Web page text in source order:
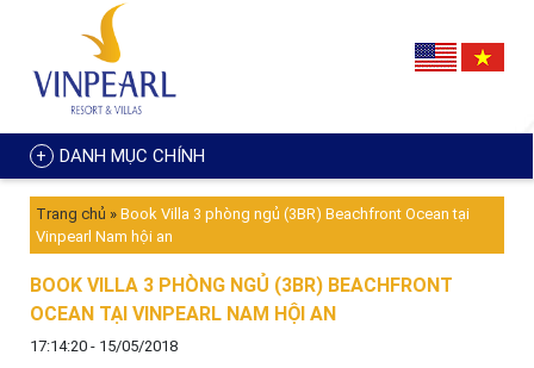
DANH MỤC CHÍNH
Trang chủ » Book Villa 3 phòng ngủ (3BR) Beachfront Ocean tại
Vinpearl Nam hội an
BOOK VILLA 3 PHÒNG NGỦ (3BR) BEACHFRONT
OCEAN TẠI VINPEARL NAM HỘI AN
17:14:20 - 15/05/2018